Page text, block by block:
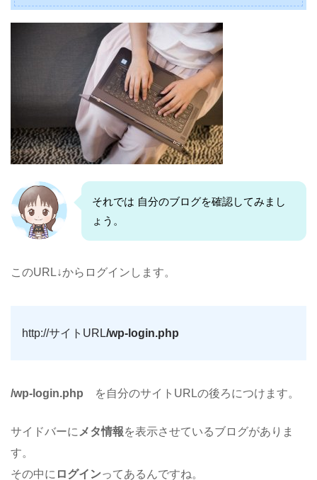
それでは 自分のブログを確認してみまし
ょう。
このURL↓からログインします。
http://サイトURL/wp-login.php
/wp-login.php を自分のサイトURLの後ろにつけます。
サイドバーに メタ情報を表示させているブログがありま
す。
その中に ログインってあるんですね。